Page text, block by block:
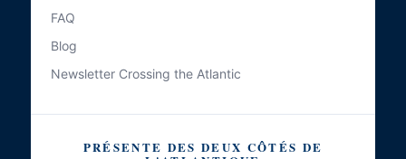
FAQ
Blog
Newsletter Crossing the Atlantic
PRÉSENTE DES DEUX CÔTÉS DE